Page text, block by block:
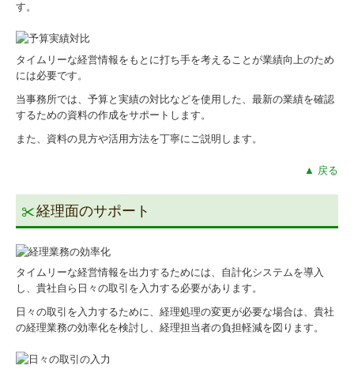
相続
所得税の改正
事務所通信
お問合せ
個人情報保護方針
す。
タイムリーな経営情報をもとに打ち手を考えることが業績向上のため
には必要です。
当事務所では、予算と実績の対比などを使用した、最新の業績を確認
するための資料の作成をサポートします。
また、資料の見方や活用方法を丁寧にご説明します。
▲ 戻る
経理面のサポート
タイムリーな経営情報を出力するためには、自計化システムを導入
し、貴社自ら日々の取引を入力する必要があります。
日々の取引を入力するために、経理処理の変更が必要な場合は、貴社
の経理業務の効率化を検討し、経理担当者の負担軽減を図ります。